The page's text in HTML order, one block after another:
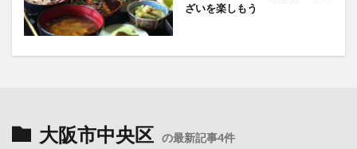
ざいを楽しもう
大阪市中央区 の最新記事4件